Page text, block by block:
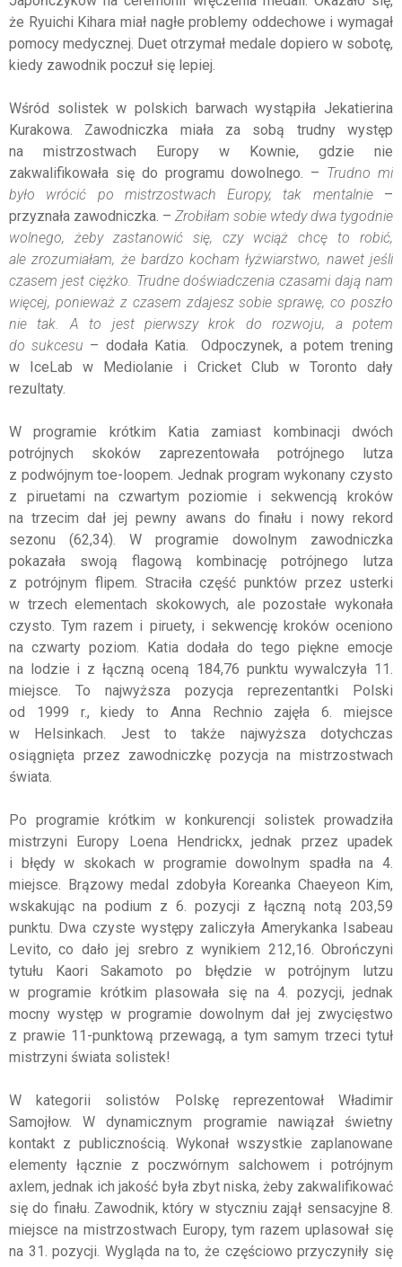
że Ryuichi Kihara miał nagłe problemy oddechowe i wymagał
pomocy medycznej. Duet otrzymał medale dopiero w sobotę,
kiedy zawodnik poczuł się lepiej.
Wśród solistek w polskich barwach wystąpiła Jekatierina
Kurakowa. Zawodniczka miała za sobą trudny występ
na mistrzostwach Europy w Kownie, gdzie nie
zakwalifikowała się do programu dowolnego. – Trudno mi
było wrócić po mistrzostwach Europy, tak mentalnie–
przyznała zawodniczka. – Zrobiłam sobie wtedy dwa tygodnie
wolnego, żeby zastanowić się, czy wciąż chcę to robić,
ale zrozumiałam, że bardzo kocham łyżwiarstwo, nawet jeśli
czasem jest ciężko. Trudne doświadczenia czasami dają nam
więcej, ponieważ z czasem zdajesz sobie sprawę, co poszło
nie tak. A to jest pierwszy krok do rozwoju, a potem
do sukcesu – dodała Katia. Odpoczynek, a potem trening
w IceLab w Mediolanie i Cricket Club w Toronto dały
rezultaty.
W programie krótkim Katia zamiast kombinacji dwóch
potrójnych skoków zaprezentowała potrójnego lutza
z podwójnym toe-loopem. Jednak program wykonany czysto
z piruetami na czwartym poziomie i sekwencją kroków
na trzecim dał jej pewny awans do finału i nowy rekord
sezonu (62,34). W programie dowolnym zawodniczka
pokazała swoją flagową kombinację potrójnego lutza
z potrójnym flipem. Straciła część punktów przez usterki
w trzech elementach skokowych, ale pozostałe wykonała
czysto. Tym razem i piruety, i sekwencję kroków oceniono
na czwarty poziom. Katia dodała do tego piękne emocje
na lodzie i z łączną oceną 184,76 punktu wywalczyła 11.
miejsce. To najwyższa pozycja reprezentantki Polski
od 1999 r., kiedy to Anna Rechnio zajęła 6. miejsce
w Helsinkach. Jest to także najwyższa dotychczas
osiągnięta przez zawodniczkę pozycja na mistrzostwach
świata.
Po programie krótkim w konkurencji solistek prowadziła
mistrzyni Europy Loena Hendrickx, jednak przez upadek
i błędy w skokach w programie dowolnym spadła na 4.
miejsce. Brązowy medal zdobyła Koreanka Chaeyeon Kim,
wskakując na podium z 6. pozycji z łączną notą 203,59
punktu. Dwa czyste występy zaliczyła Amerykanka Isabeau
Levito, co dało jej srebro z wynikiem 212,16. Obrończyni
tytułu Kaori Sakamoto po błędzie w potrójnym lutzu
w programie krótkim plasowała się na 4. pozycji, jednak
mocny występ w programie dowolnym dał jej zwycięstwo
z prawie 11-punktową przewagą, a tym samym trzeci tytuł
mistrzyni świata solistek!
W kategorii solistów Polskę reprezentował Władimir
Samojłow. W dynamicznym programie nawiązał świetny
kontakt z publicznością. Wykonał wszystkie zaplanowane
elementy łącznie z poczwórnym salchowem i potrójnym
axlem, jednak ich jakość była zbyt niska, żeby zakwalifikować
się do finału. Zawodnik, który w styczniu zajął sensacyjne 8.
miejsce na mistrzostwach Europy, tym razem uplasował się
na 31. pozycji. Wygląda na to, że częściowo przyczyniły się